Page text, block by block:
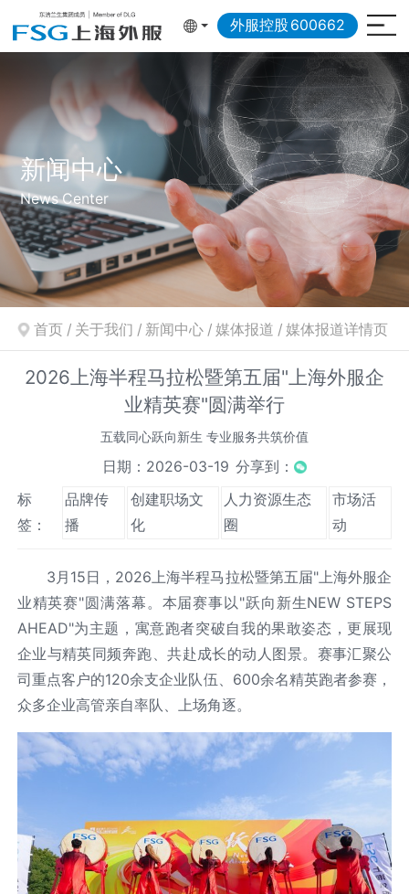
外服控股 600662
新闻中心
News Center
首页 / 关于我们 / 新闻中心 / 媒体报道 / 媒体报道详情页
2026上海半程马拉松暨第五届"上海外服企
业精英赛"圆满举行
五载同心跃向新生 专业服务共筑价值
日期：2026-03-19 分享到：
标
签：
品牌传
播
创建职场文
化
人力资源生态
圈
市场活
动
3月15日，2026上海半程马拉松暨第五届"上海外服企
业精英赛"圆满落幕。本届赛事以"跃向新生NEW STEPS
AHEAD"为主题，寓意跑者突破自我的果敢姿态，更展现
企业与精英同频奔跑、共赴成长的动人图景。赛事汇聚公
司重点客户的120余支企业队伍、600余名精英跑者参赛，
众多企业高管亲自率队、上场角逐。